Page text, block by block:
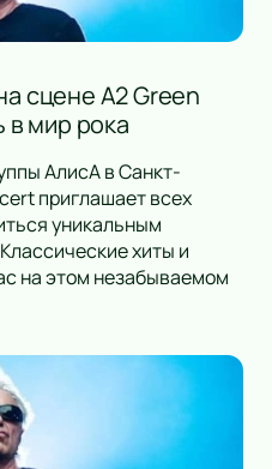
сцене A2 Green
в мир рока
АлисА в Санкт-
приглашает всех
уникальным
хиты и
на этом незабываемом